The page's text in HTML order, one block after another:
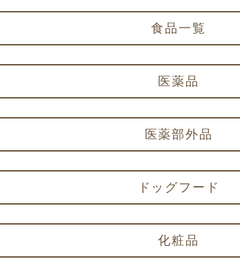
食品一覧
医薬品
医薬部外品
ドッグフード
化粧品